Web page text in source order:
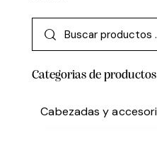
Categorias de productos
Cabezadas y